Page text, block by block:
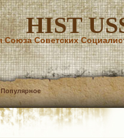
HIST
Союза Советских
Популярное